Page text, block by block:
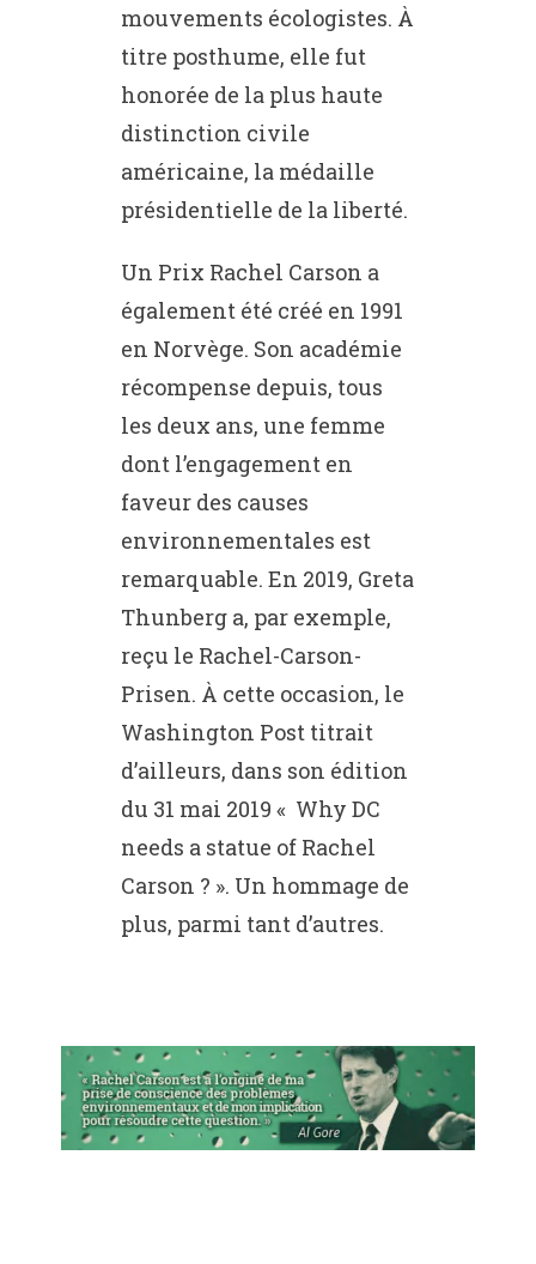
mouvements écologistes. À
titre posthume, elle fut
honorée de la plus haute
distinction civile
américaine, la médaille
présidentielle de la liberté.
Un Prix Rachel Carson a
également été créé en 1991
en Norvège. Son académie
récompense depuis, tous
les deux ans, une femme
dont l’engagement en
faveur des causes
environnementales est
remarquable. En 2019, Greta
Thunberg a, par exemple,
reçu le Rachel-Carson-
Prisen. À cette occasion, le
Washington Post titrait
d’ailleurs, dans son édition
du 31 mai 2019 « Why DC
needs a statue of Rachel
Carson ? ». Un hommage de
plus, parmi tant d’autres.